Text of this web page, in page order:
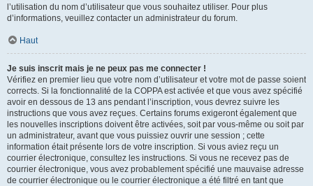
l’utilisation du nom d’utilisateur que vous souhaitez utiliser. Pour plus
d’informations, veuillez contacter un administrateur du forum.
Haut
Je suis inscrit mais je ne peux pas me connecter !
Vérifiez en premier lieu que votre nom d’utilisateur et votre mot de passe soient
corrects. Si la fonctionnalité de la COPPA est activée et que vous avez spécifié
avoir en dessous de 13 ans pendant l’inscription, vous devrez suivre les
instructions que vous avez reçues. Certains forums exigeront également que
les nouvelles inscriptions doivent être activées, soit par vous-même ou soit par
un administrateur, avant que vous puissiez ouvrir une session ; cette
information était présente lors de votre inscription. Si vous aviez reçu un
courrier électronique, consultez les instructions. Si vous ne recevez pas de
courrier électronique, vous avez probablement spécifié une mauvaise adresse
de courrier électronique ou le courrier électronique a été filtré en tant que